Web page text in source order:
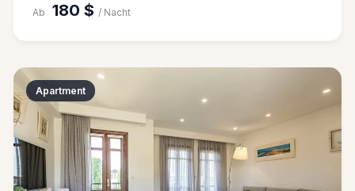
Ab 180 $ / Nacht
Apartment